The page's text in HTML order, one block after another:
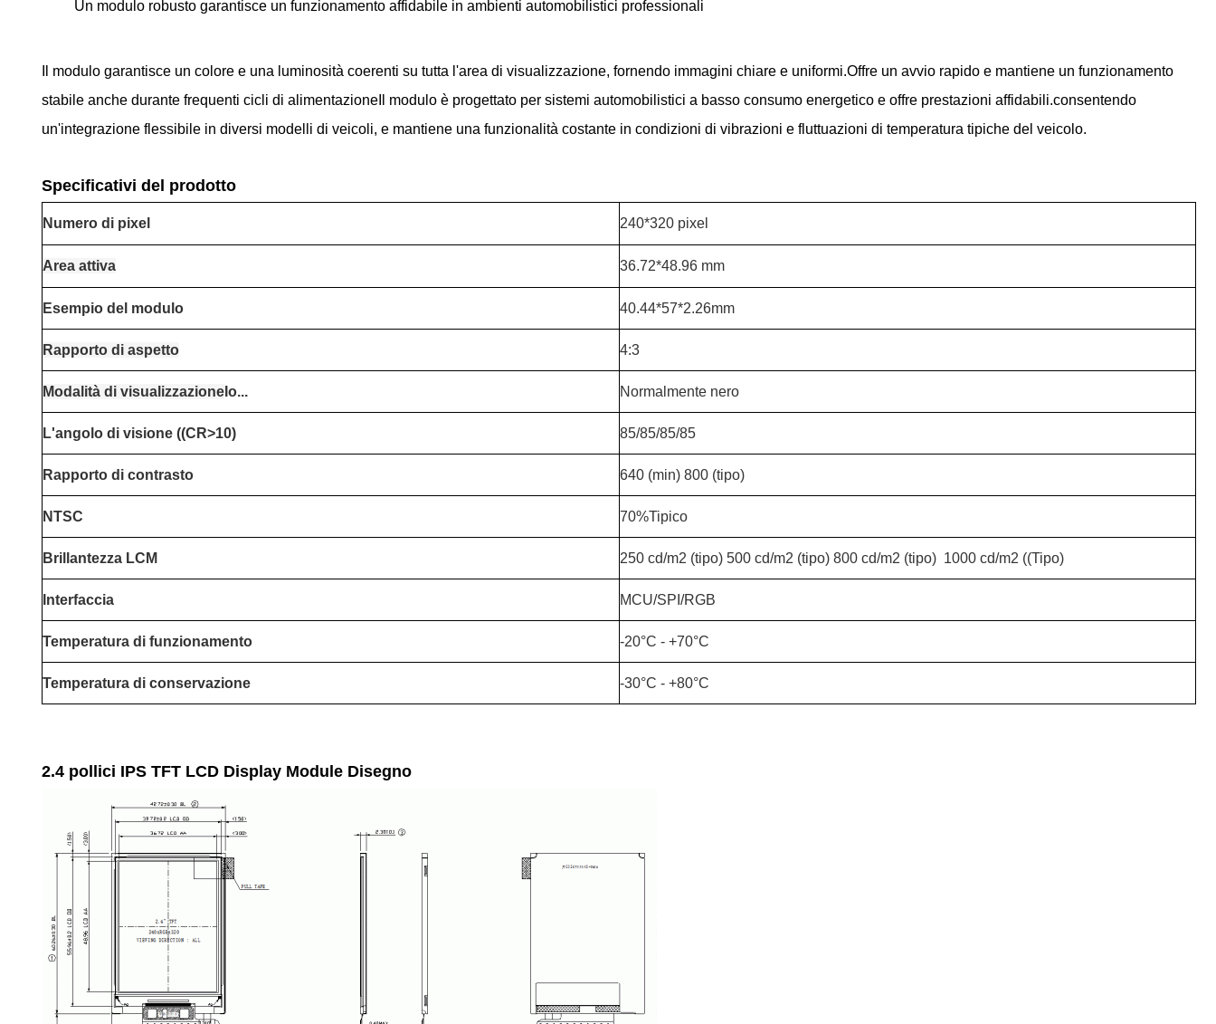
Un modulo robusto garantisce un funzionamento affidabile in ambienti automobilistici professionali
Il modulo garantisce un colore e una luminosità coerenti su tutta l'area di visualizzazione, fornendo immagini chiare e uniformi.Offre un avvio rapido e mantiene un funzionamento
stabile anche durante frequenti cicli di alimentazioneIl modulo è progettato per sistemi automobilistici a basso consumo energetico e offre prestazioni affidabili.consentendo
un'integrazione flessibile in diversi modelli di veicoli, e mantiene una funzionalità costante in condizioni di vibrazioni e fluttuazioni di temperatura tipiche del veicolo.
Specificativi del prodotto
Numero di pixel 240*320 pixel
Area attiva 36.72*48.96 mm
Esempio del modulo 40.44*57*2.26mm
Rapporto di aspetto 4:3
Modalità di visualizzazione Io... Normalmente nero
L'angolo di visione ((CR>10) 85/85/85/85
Rapporto di contrasto 640 (min) 800 (tipo)
NTSC 70%Tipico
Brillantezza LCM 250 cd/m2 (tipo) 500 cd/m2 (tipo) 800 cd/m2 (tipo) 1000 cd/m2 ((Tipo)
Interfaccia MCU/SPI/RGB
Temperatura di funzionamento -20°C - +70°C
Temperatura di conservazione -30°C - +80°C
2.4 pollici IPS TFT LCD Display Module Disegno